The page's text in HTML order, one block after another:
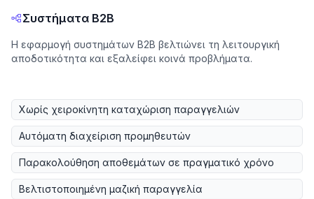
Συστήματα B2B
Η εφαρμογή συστημάτων B2B βελτιώνει τη λειτουργική
αποδοτικότητα και εξαλείφει κοινά προβλήματα.
Χωρίς χειροκίνητη καταχώριση παραγγελιών
Αυτόματη διαχείριση προμηθευτών
Παρακολούθηση αποθεμάτων σε πραγματικό χρόνο
Βελτιστοποιημένη μαζική παραγγελία